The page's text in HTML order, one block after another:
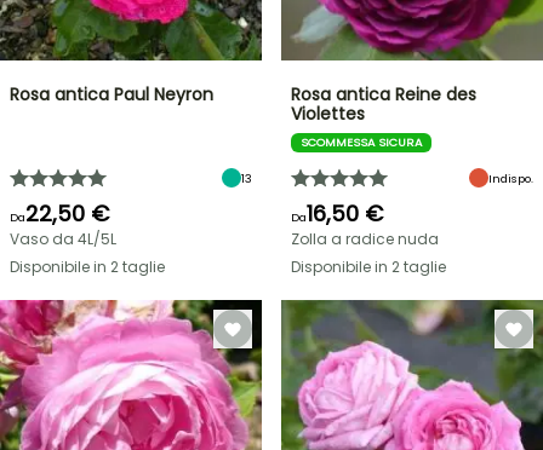
Rosa antica Paul Neyron
13
Da22,50 €
Vaso da 4L/5L
Disponibile in 2 taglie
Rosa antica Reine des
Violettes
SCOMMESSA SICURA
Indispo.
Da16,50 €
Zolla a radice nuda
Disponibile in 2 taglie